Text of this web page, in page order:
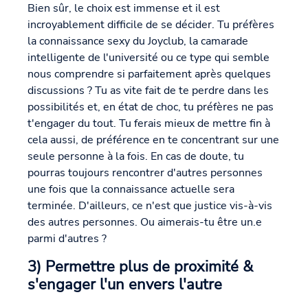
Bien sûr, le choix est immense et il est
incroyablement difficile de se décider. Tu préfères
la connaissance sexy du Joyclub, la camarade
intelligente de l'université ou ce type qui semble
nous comprendre si parfaitement après quelques
discussions ? Tu as vite fait de te perdre dans les
possibilités et, en état de choc, tu préfères ne pas
t'engager du tout. Tu ferais mieux de mettre fin à
cela aussi, de préférence en te concentrant sur une
seule personne à la fois. En cas de doute, tu
pourras toujours rencontrer d'autres personnes
une fois que la connaissance actuelle sera
terminée. D'ailleurs, ce n'est que justice vis-à-vis
des autres personnes. Ou aimerais-tu être un.e
parmi d'autres ?
3) Permettre plus de proximité &
s'engager l'un envers l'autre